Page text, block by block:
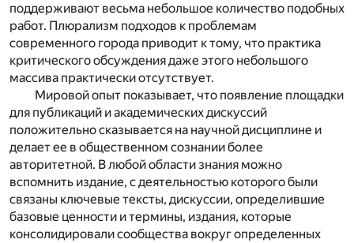
поддерживают весьма небольшое количество подобных
работ. Плюрализм подходов к проблемам
современного города приводит к тому, что практика
критического обсуждения даже этого небольшого
массива практически отсутствует.
Мировой опыт показывает, что появление площадки
для публикаций и академических дискуссий
положительно сказывается на научной дисциплине и
делает ее в общественном сознании более
авторитетной. В любой области знания можно
вспомнить издание, с деятельностью которого были
связаны ключевые тексты, дискуссии, определившие
базовые ценности и термины, издания, которые
консолидировали сообщества вокруг определенных